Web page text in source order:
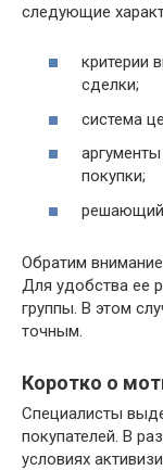
следующие
критерии
сделки;
система
покупки;
Обратим
Для удобства ее
группы. В этом
точным.
Коротко о
Специалисты
покупателей. В
условиях